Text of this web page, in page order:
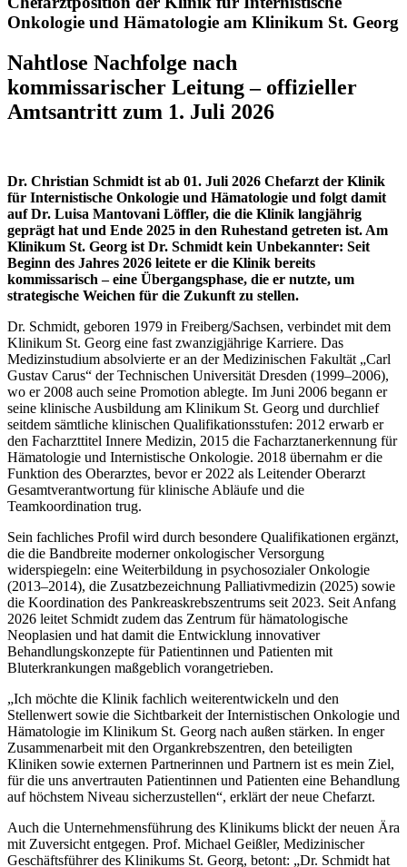
Onkologie und Hämatologie am Klinikum St. Georg
Nahtlose Nachfolge nach
kommissarischer Leitung – offizieller
Amtsantritt zum 1. Juli 2026
Dr. Christian Schmidt ist ab 01. Juli 2026 Chefarzt der Klinik
für Internistische Onkologie und Hämatologie und folgt damit
auf Dr. Luisa Mantovani Löffler, die die Klinik langjährig
geprägt hat und Ende 2025 in den Ruhestand getreten ist. Am
Klinikum St. Georg ist Dr. Schmidt kein Unbekannter: Seit
Beginn des Jahres 2026 leitete er die Klinik bereits
kommissarisch – eine Übergangsphase, die er nutzte, um
strategische Weichen für die Zukunft zu stellen.
Dr. Schmidt, geboren 1979 in Freiberg/Sachsen, verbindet mit dem
Klinikum St. Georg eine fast zwanzigjährige Karriere. Das
Medizinstudium absolvierte er an der Medizinischen Fakultät „Carl
Gustav Carus“ der Technischen Universität Dresden (1999–2006),
wo er 2008 auch seine Promotion ablegte. Im Juni 2006 begann er
seine klinische Ausbildung am Klinikum St. Georg und durchlief
seitdem sämtliche klinischen Qualifikationsstufen: 2012 erwarb er
den Facharzttitel Innere Medizin, 2015 die Facharztanerkennung für
Hämatologie und Internistische Onkologie. 2018 übernahm er die
Funktion des Oberarztes, bevor er 2022 als Leitender Oberarzt
Gesamtverantwortung für klinische Abläufe und die
Teamkoordination trug.
Sein fachliches Profil wird durch besondere Qualifikationen ergänzt,
die die Bandbreite moderner onkologischer Versorgung
widerspiegeln: eine Weiterbildung in psychosozialer Onkologie
(2013–2014), die Zusatzbezeichnung Palliativmedizin (2025) sowie
die Koordination des Pankreaskrebszentrums seit 2023. Seit Anfang
2026 leitet Schmidt zudem das Zentrum für hämatologische
Neoplasien und hat damit die Entwicklung innovativer
Behandlungskonzepte für Patientinnen und Patienten mit
Bluterkrankungen maßgeblich vorangetrieben.
„Ich möchte die Klinik fachlich weiterentwickeln und den
Stellenwert sowie die Sichtbarkeit der Internistischen Onkologie und
Hämatologie im Klinikum St. Georg nach außen stärken. In enger
Zusammenarbeit mit den Organkrebszentren, den beteiligten
Kliniken sowie externen Partnerinnen und Partnern ist es mein Ziel,
für die uns anvertrauten Patientinnen und Patienten eine Behandlung
auf höchstem Niveau sicherzustellen“, erklärt der neue Chefarzt.
Auch die Unternehmensführung des Klinikums blickt der neuen Ära
mit Zuversicht entgegen. Prof. Michael Geißler, Medizinischer
Geschäftsführer des Klinikums St. Georg, betont: „Dr. Schmidt hat